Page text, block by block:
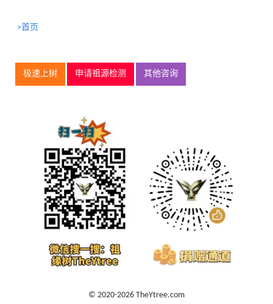
>首页
极速上树 申请祖源检测 其他咨询
© 2020-2026 TheYtree.com